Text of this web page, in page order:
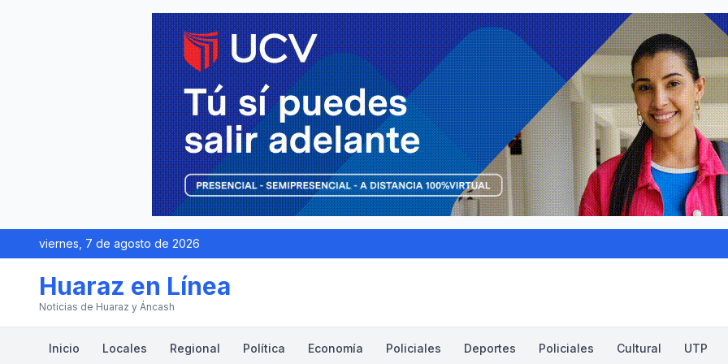
viernes, 7 de agosto de 2026
Huaraz en Línea
Noticias de Huaraz y Áncash
Inicio Locales Regional Política Economía Policiales Deportes Policiales Cultural UTP